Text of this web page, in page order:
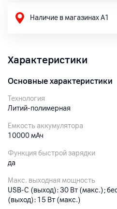
Наличие в магазинах А1
Характеристики
Основные характеристики
Технология
Литий-полимерная
Емкость аккумулятора
10000мАч
Функция быстрой зарядки
да
Макс. выходная мощность
USB-C (выход): 30 Вт (макс.);
(выход): 15 Вт (макс.)